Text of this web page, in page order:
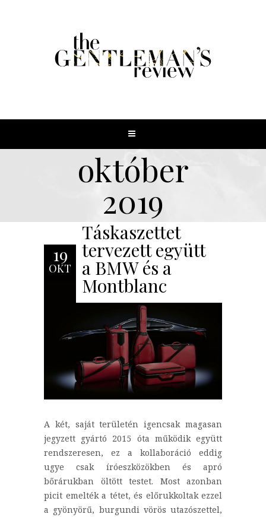
október
2019
19
OKT
Táskaszettet
tervezett együtt
a BMW és a
Montblanc
A két, saját területén igencsak magasan
jegyzett gyártó 2015 óta működik együtt
rendszeresen, ez a kollaboráció eddig
ugye csak íróeszközökben és apró
bőrárukban öltött testet. Most azonban
picit emelték a tétet, és előrukkoltak ezzel
a gyönyörű, burgundi vörös utazószettel,